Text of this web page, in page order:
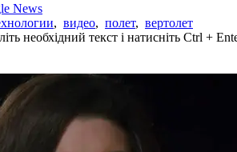
News
, видео, полет, вертолет
необхідний текст і натисніть Ctrl +